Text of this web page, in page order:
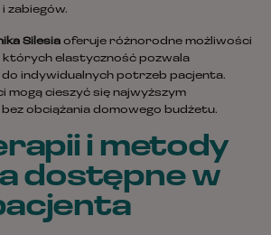
zabiegów.
Silesia oferuje różnorodne możliwości
których elastyczność pozwala
indywidualnych potrzeb pacjenta.
mogą cieszyć się najwyższym
obciążania domowego budżetu.
i metody
dostępne w